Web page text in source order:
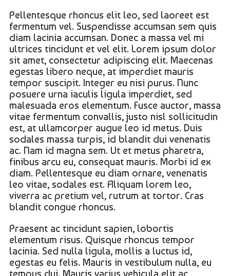
Pellentesque rhoncus elit leo, sed laoreet est
fermentum vel. Suspendisse accumsan sem quis
diam lacinia accumsan. Donec a massa vel mi
ultrices tincidunt et vel elit. Lorem ipsum dolor
sit amet, consectetur adipiscing elit. Maecenas
egestas libero neque, at imperdiet mauris
tempor suscipit. Integer eu nisi purus. Nunc
posuere urna iaculis ligula imperdiet, sed
malesuada eros elementum. Fusce auctor, massa
vitae fermentum convallis, justo nisl sollicitudin
est, at ullamcorper augue leo id metus. Duis
sodales massa turpis, id blandit dui venenatis
ac. Nam id magna sem. Ut et metus pharetra,
finibus arcu eu, consequat mauris. Morbi id ex
diam. Pellentesque eu diam ornare, venenatis
leo vitae, sodales est. Aliquam lorem leo,
viverra ac pretium vel, rutrum at tortor. Cras
blandit congue rhoncus.
Praesent ac tincidunt sapien, lobortis
elementum risus. Quisque rhoncus tempor
lacinia. Sed nulla ligula, mollis a luctus id,
egestas eu felis. Mauris in vestibulum nulla, eu
tempus dui. Mauris varius vehicula elit ac